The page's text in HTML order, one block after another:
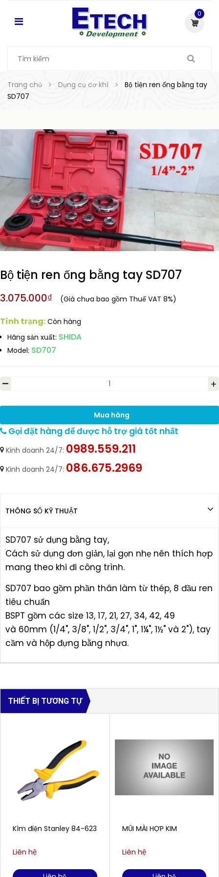
0
Trang chủ Dụng cụ cơ khí
Bộ tiện ren ống bằng tay
SD707
Bộ tiện ren ống bằng tay SD707
3.075.000₫ (Giá chưa bao gồm Thuế VAT 8%)
Tình trạng: Còn hàng
Hãng sản xuất: SHIDA
Model: SD707
- +
Mua hàng
Gọi đặt hàng để được hỗ trợ giá tốt nhất
Kinh doanh 24/7: 0989.559.211
Kinh doanh 24/7: 086.675.2969
THÔNG SỐ KỸ THUẬT
SD707 sử dụng bằng tay,
Cách sử dụng đơn giản, lại gọn nhẹ nên thích hợp
mang theo khi đi công trình.
SD707 bao gồm phần thân làm từ thép, 8 đầu ren
tiêu chuẩn
BSPT gồm các size 13, 17, 21, 27, 34, 42, 49
và 60mm (1/4", 3/8", 1/2", 3/4", 1", 1¼", 1½" và 2"), tay
cầm và hộp đựng bằng nhựa.
THIẾT BỊ TƯƠNG TỰ
Kìm điện Stanley 84-623
Liên hệ
MŨI MÀI HỢP KIM
Liên hệ